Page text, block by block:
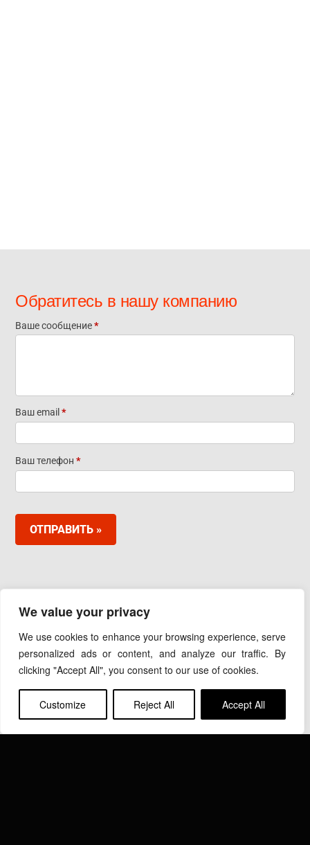
We value your privacy
We use cookies to enhance your browsing experience, serve
personalized ads or content, and analyze our traffic. By
clicking "Accept All", you consent to our use of cookies.
Customize Reject All Accept All
Обратитесь в нашу компанию
Отправьте
сообщение
Ваше сообщение*
Ваш email*
Ваш телефон *
ОТПРАВИТЬ »
ООО «ИНДУКТОТЕРМ»
111250, Москва, проезд Завода Серп и Молот, д. 6,
корп. 1, оф. 407
Тел.:+7(495) 139-69-45
Email:info@inductotherm.ru
INDUCTOTHERM GROUP